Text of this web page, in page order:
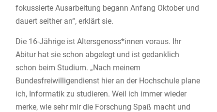
fokussierte Ausarbeitung begann Anfang Oktober und
dauert seither an“, erklärt sie.
Die 16-Jährige ist Altersgenoss*innen voraus. Ihr
Abitur hat sie schon abgelegt und ist gedanklich
schon beim Studium. „Nach meinem
Bundesfreiwilligendienst hier an der Hochschule plane
ich, Informatik zu studieren. Weil ich immer wieder
merke, wie sehr mir die Forschung Spaß macht und